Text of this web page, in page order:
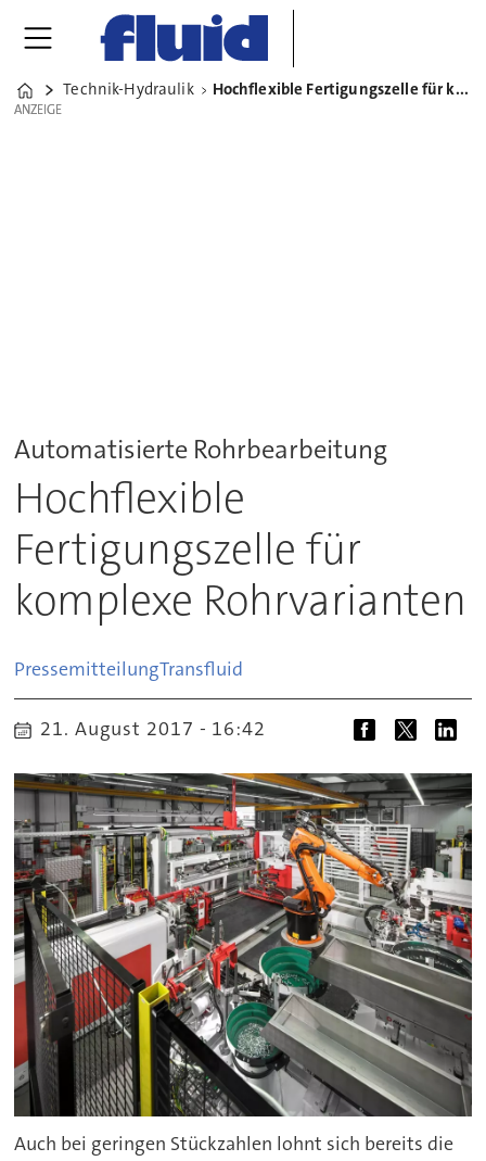
Home
Technik-Hydraulik Hochflexible Fertigungszelle für komplexe Rohrvarianten
ANZEIGE
ANZEIGE
Automatisierte Rohrbearbeitung
Hochflexible
Fertigungszelle für
komplexe Rohrvarianten
PressemitteilungTransfluid
21. August 2017 - 16:42
Auch bei geringen Stückzahlen lohnt sich bereits die